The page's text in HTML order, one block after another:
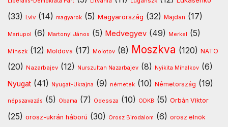
(33) Lviv (14) magyarok (5) Magyarország (32) Majdan (17)
Mariupol (6) Martonyi János (5) Medvegyev (49) Merkel (5)
Minszk (12) Moldova (17) Molotov (8) Moszkva (120) NATO
(20) Nazarbajev (12) Nurszultan Nazarbajev (8) Nyikita Mihalkov (6)
Nyugat (41) Nyugat-Ukrajna (9) németek (10) Németország (19)
népszavazás (5) Obama (7) Odessza (10) ODKB (5) Orbán Viktor
(25) orosz-ukrán háború (30) Orosz Birodalom (6) orosz elnök